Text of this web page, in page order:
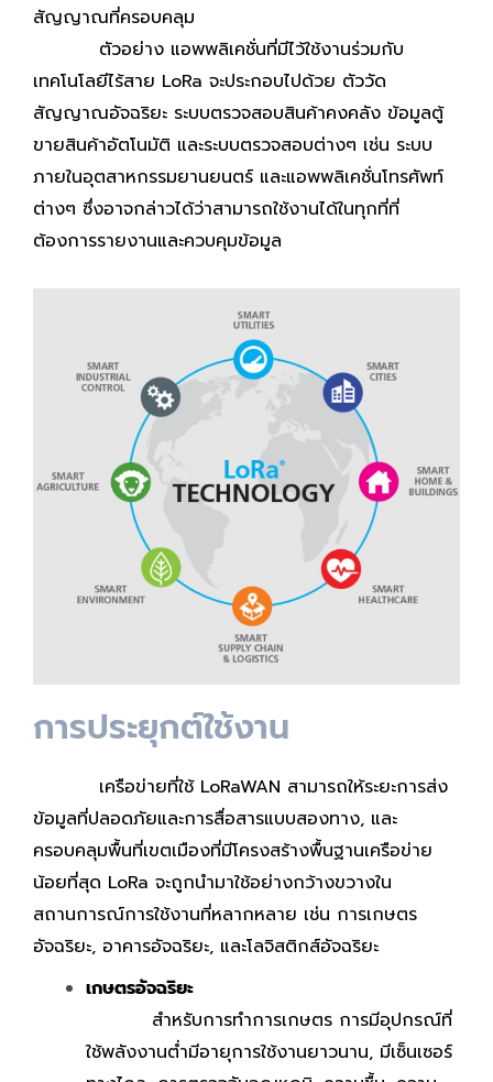
สัญญาณที่ครอบคลุม
ตัวอย่าง แอพพลิเคชั่นที่มีไว้ใช้งานร่วมกับ
เทคโนโลยีไร้สาย LoRa จะประกอบไปด้วย ตัววัด
สัญญาณอัจฉริยะ ระบบตรวจสอบสินค้าคงคลัง ข้อมูลตู้
ขายสินค้าอัตโนมัติ และระบบตรวจสอบต่างๆ เช่น ระบบ
ภายในอุตสาหกรรมยานยนตร์ และแอพพลิเคชั่นโทรศัพท์
ต่างๆ ซึ่งอาจกล่าวได้ว่าสามารถใช้งานได้ในทุกที่ที่
ต้องการรายงานและควบคุมข้อมูล
การประยุกต์ใช้งาน
เครือข่ายที่ใช้ LoRaWAN สามารถให้ระยะการส่ง
ข้อมูลที่ปลอดภัยและการสื่อสารแบบสองทาง, และ
ครอบคลุมพื้นที่เขตเมืองที่มีโครงสร้างพื้นฐานเครือข่าย
น้อยที่สุด LoRa จะถูกนำมาใช้อย่างกว้างขวางใน
สถานการณ์การใช้งานที่หลากหลาย เช่น การเกษตร
อัจฉริยะ, อาคารอัจฉริยะ, และโลจิสติกส์อัจฉริยะ
เกษตรอัจฉริยะ
สำหรับการทำการเกษตร การมีอุปกรณ์ที่
ใช้พลังงานต่ำมีอายุการใช้งานยาวนาน, มีเซ็นเซอร์